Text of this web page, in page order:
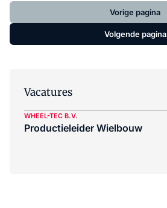
Vorige pagina
Volgende pagina
Vacatures
WHEEL-TEC B.V.
Productieleider Wielbouw